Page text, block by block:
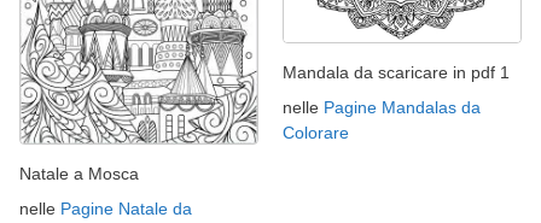
Natale a Mosca
nelle Pagine Natale da
Mandala da scaricare in pdf 1
nelle Pagine Mandalas da
Colorare